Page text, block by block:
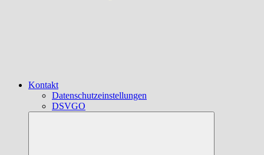
Kontakt
Datenschutzeinstellungen
DSVGO